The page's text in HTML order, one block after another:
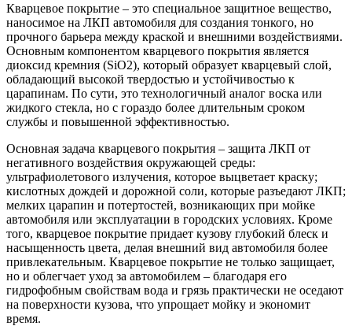
Кварцевое покрытие – это специальное защитное вещество,
наносимое на ЛКП автомобиля для создания тонкого, но
прочного барьера между краской и внешними воздействиями.
Основным компонентом кварцевого покрытия является
диоксид кремния (SiO2), который образует кварцевый слой,
обладающий высокой твердостью и устойчивостью к
царапинам. По сути, это технологичный аналог воска или
жидкого стекла, но с гораздо более длительным сроком
службы и повышенной эффективностью.
Основная задача кварцевого покрытия – защита ЛКП от
негативного воздействия окружающей среды:
ультрафиолетового излучения, которое выцветает краску;
кислотных дождей и дорожной соли, которые разъедают ЛКП;
мелких царапин и потертостей, возникающих при мойке
автомобиля или эксплуатации в городских условиях. Кроме
того, кварцевое покрытие придает кузову глубокий блеск и
насыщенность цвета, делая внешний вид автомобиля более
привлекательным. Кварцевое покрытие не только защищает,
но и облегчает уход за автомобилем – благодаря его
гидрофобным свойствам вода и грязь практически не оседают
на поверхности кузова, что упрощает мойку и экономит
время.